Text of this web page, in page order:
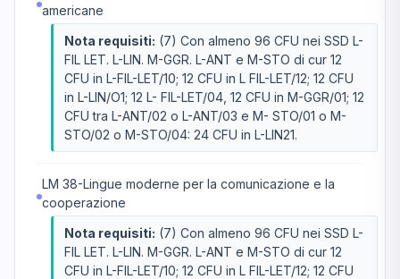
americane
Nota requisiti: (7) Con almeno 96 CFU nei SSD L-
FIL LET. L-LIN. M-GGR. L-ANT e M-STO di cur 12
CFU in L-FIL-LET/10; 12 CFU in L FIL-LET/12; 12 CFU
in L-LIN/O1; 12 L- FIL-LET/04, 12 CFU in M-GGR/01; 12
CFU tra L-ANT/02 o L-ANT/03 e M- STO/01 o M-
STO/02 o M-STO/04: 24 CFU in L-LIN21.
LM 38-Lingue moderne per la comunicazione e la
cooperazione
Nota requisiti: (7) Con almeno 96 CFU nei SSD L-
FIL LET. L-LIN. M-GGR. L-ANT e M-STO di cur 12
CFU in L-FIL-LET/10; 12 CFU in L FIL-LET/12; 12 CFU